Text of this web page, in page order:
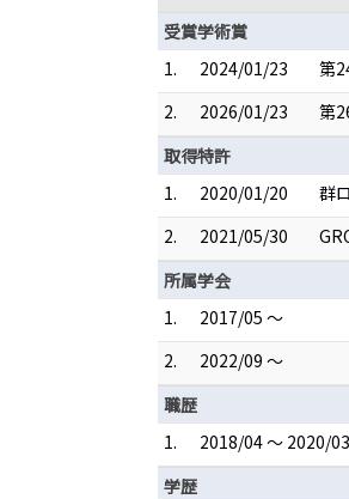
受賞学術賞
1.
2024/01/23
第
2.
2026/01/23
第
取得特許
1.
2020/01/20
群
2.
2021/05/30
所属学会
1.
2017/05 ～
2.
2022/09 ～
職歴
1.
2018/04 ～ 2020/03
学歴